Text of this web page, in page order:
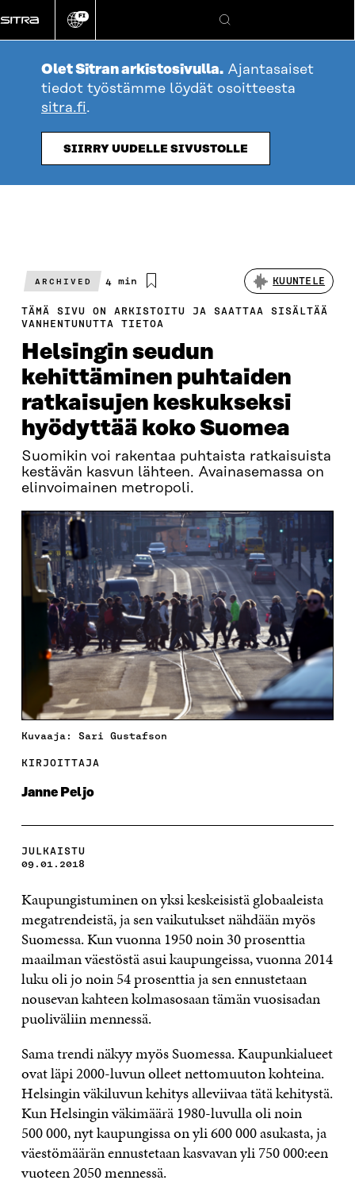
suoraan
sisältöön
Vaihda
kieli
FI
Hae
Olet Sitran arkistosivulla. Ajantasaiset
tiedot työstämme löydät osoitteesta
sitra.fi.
SIIRRY UUDELLE SIVUSTOLLE
ARCHIVED
Arvioitu
4 min KUUNTELE
TÄMÄ SIVU ON ARKISTOITU JA SAATTAA SISÄLTÄÄ
VANHENTUNUTTA TIETOA
Helsingin seudun
kehittäminen puhtaiden
ratkaisujen keskukseksi
hyödyttää koko Suomea
Suomikin voi rakentaa puhtaista ratkaisuista
kestävän kasvun lähteen. Avainasemassa on
elinvoimainen metropoli.
Kuvaaja: Sari Gustafson
KIRJOITTAJA
Janne Peljo
JULKAISTU
09.01.2018
Kaupungistuminen on yksi keskeisistä globaaleista
megatrendeistä, ja sen vaikutukset nähdään myös
Suomessa. Kun vuonna 1950 noin 30 prosenttia
maailman väestöstä asui kaupungeissa, vuonna 2014
luku oli jo noin 54 prosenttia ja sen ennustetaan
nousevan kahteen kolmasosaan tämän vuosisadan
puoliväliin mennessä.
Sama trendi näkyy myös Suomessa. Kaupunkialueet
ovat läpi 2000-luvun olleet nettomuuton kohteina.
Helsingin väkiluvun kehitys alleviivaa tätä kehitystä.
Kun Helsingin väkimäärä 1980-luvulla oli noin
500 000, nyt kaupungissa on yli 600 000 asukasta, ja
väestömäärän ennustetaan kasvavan yli 750 000:een
vuoteen 2050 mennessä.